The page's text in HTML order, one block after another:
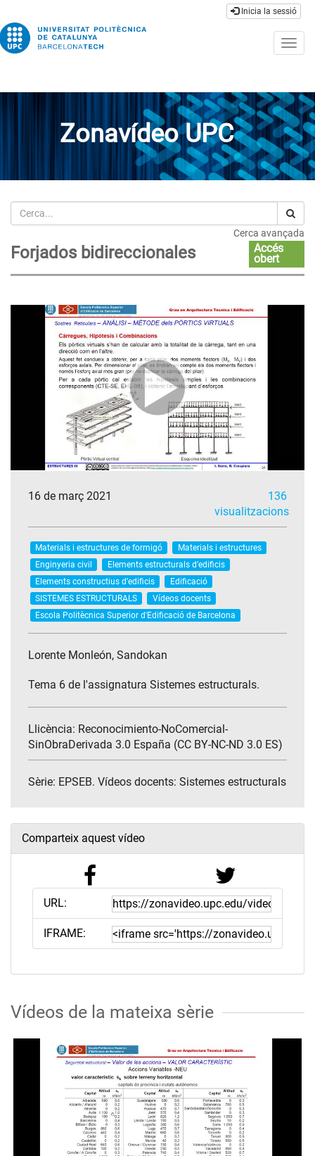
Inicia la sessió
Zonavídeo UPC
Cerca
Cerca avançada
Forjados bidireccionales
Accés
obert
16 de març 2021
136
visualitzacions
Materials i estructures de formigó
Materials i estructures
Enginyeria civil
Elements estructurals d’edificis
Elements constructius d’edificis
Edificació
SISTEMES ESTRUCTURALS
Vídeos docents
Escola Politècnica Superior d'Edificació de Barcelona
Lorente Monleón, Sandokan
Tema 6 de l'assignatura Sistemes estructurals.
Llicència: Reconocimiento-NoComercial-
SinObraDerivada 3.0 España (CC BY-NC-ND 3.0 ES)
Sèrie: EPSEB. Vídeos docents: Sistemes estructurals
Comparteix aquest vídeo
URL:
IFRAME:
Vídeos de la mateixa sèrie